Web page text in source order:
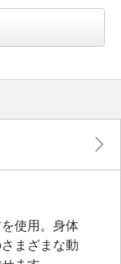
使用。身体
まざまな動